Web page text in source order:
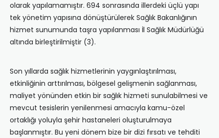
olarak yapılamamıştır. 694 sonrasında illerdeki üçlü yapı
tek yönetim yapısına dönüştürülerek Sağlık Bakanlığının
hizmet sunumunda taşra yapılanması İl Sağlık Müdürlüğü
altında birleştirilmiştir (3).
Son yıllarda sağlık hizmetlerinin yaygınlaştırılması,
etkinliğinin arttırılması, bölgesel gelişmenin sağlanması,
maliyet yönünden etkin bir sağlık hizmeti sunulabilmesi ve
mevcut tesislerin yenilenmesi amacıyla kamu-özel
ortaklığı yoluyla şehir hastaneleri oluşturulmaya
başlanmıştır. Bu yeni dönem bize bir dizi fırsatı ve tehditi